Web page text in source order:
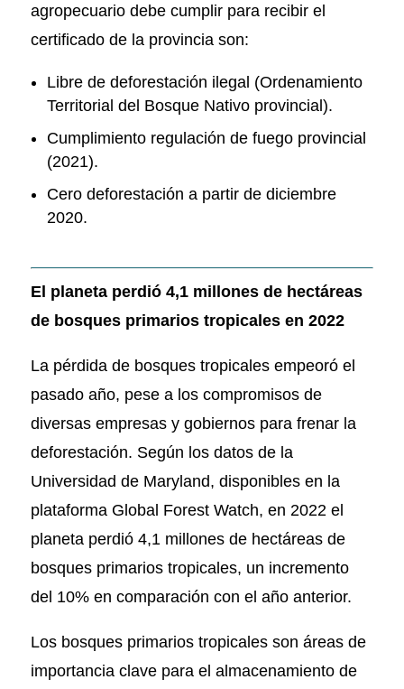
agropecuario debe cumplir para recibir el
certificado de la provincia son:
Libre de deforestación ilegal (Ordenamiento
Territorial del Bosque Nativo provincial).
Cumplimiento regulación de fuego provincial
(2021).
Cero deforestación a partir de diciembre
2020.
El planeta perdió 4,1 millones de hectáreas
de bosques primarios tropicales en 2022
La pérdida de bosques tropicales empeoró el
pasado año, pese a los compromisos de
diversas empresas y gobiernos para frenar la
deforestación. Según los datos de la
Universidad de Maryland, disponibles en la
plataforma Global Forest Watch, en 2022 el
planeta perdió 4,1 millones de hectáreas de
bosques primarios tropicales, un incremento
del 10% en comparación con el año anterior.
Los bosques primarios tropicales son áreas de
importancia clave para el almacenamiento de